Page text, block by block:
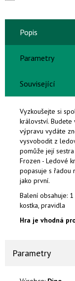
Popis
Parametry
Související
Vyzkoušejte si
království. Budete
výpravu vydáte
vysvobodit z
pomůže její
Frozen - Ledové
popasuje s řadou
jako první.
Balení obsahuje:
kostka, pravidla
Hra je vhodná
Parametry